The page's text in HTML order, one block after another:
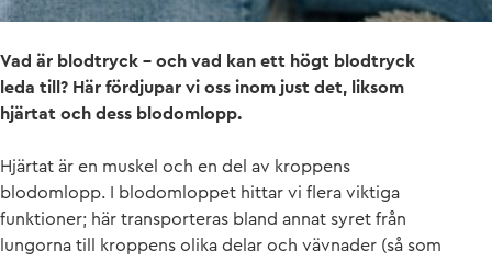
Vad är blodtryck – och vad kan ett högt blodtryck
leda till? Här fördjupar vi oss inom just det, liksom
hjärtat och dess blodomlopp.
Hjärtat är en muskel och en del av kroppens
blodomlopp. I blodomloppet hittar vi flera viktiga
funktioner; här transporteras bland annat syret från
lungorna till kroppens olika delar och vävnader (så som